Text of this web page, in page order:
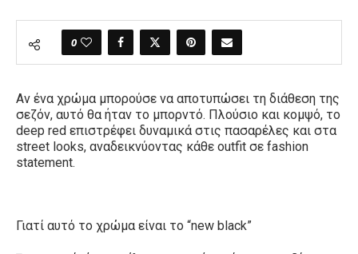
0
Αν ένα χρώμα μπορούσε να αποτυπώσει τη διάθεση της
σεζόν, αυτό θα ήταν το μπορντό. Πλούσιο και κομψό, το
deep red επιστρέφει δυναμικά στις πασαρέλες και στα
street looks, αναδεικνύοντας κάθε outfit σε fashion
statement.
Γιατί αυτό το χρώμα είναι το “new black”